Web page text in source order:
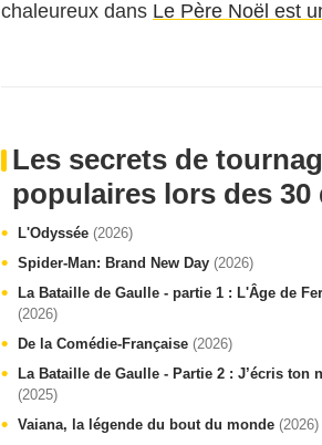
chaleureux dans Le Père Noël est
Les secrets de
populaires lors des
L'Odyssée (2026)
Spider-Man: Brand New Day (2026)
La Bataille de Gaulle - partie 1 : L'Âge de Fer
(2026)
De la Comédie-Française (2026)
La Bataille de Gaulle - Partie 2 : J’écris ton
(2025)
Vaiana, la légende du bout du monde (2026)